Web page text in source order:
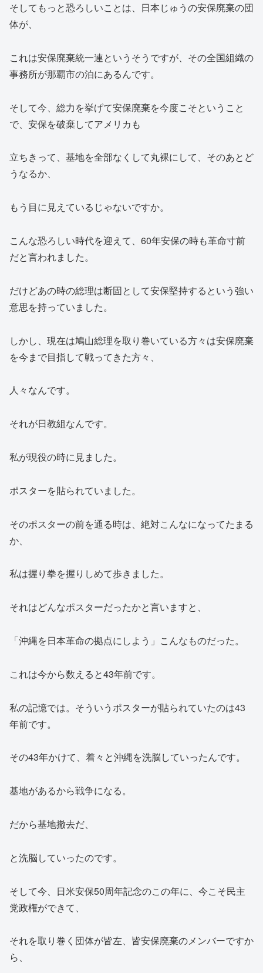
そしてもっと恐ろしいことは、日本じゅうの安保廃棄の団
体が、
これは安保廃棄統一連というそうですが、その全国組織の
事務所が那覇市の泊にあるんです。
そして今、総力を挙げて安保廃棄を今度こそということ
で、安保を破棄してアメリカも
立ちきって、基地を全部なくして丸裸にして、そのあとど
うなるか、
もう目に見えているじゃないですか。
こんな恐ろしい時代を迎えて、60年安保の時も革命寸前
だと言われました。
だけどあの時の総理は断固として安保堅持するという強い
意思を持っていました。
しかし、現在は鳩山総理を取り巻いている方々は安保廃棄
を今まで目指して戦ってきた方々、
人々なんです。
それが日教組なんです。
私が現役の時に見ました。
ポスターを貼られていました。
そのポスターの前を通る時は、絶対こんなになってたまる
か、
私は握り拳を握りしめて歩きました。
それはどんなポスターだったかと言いますと、
「沖縄を日本革命の拠点にしよう」こんなものだった。
これは今から数えると43年前です。
私の記憶では。そういうポスターが貼られていたのは43
年前です。
その43年かけて、着々と沖縄を洗脳していったんです。
基地があるから戦争になる。
だから基地撤去だ、
と洗脳していったのです。
そして今、日米安保50周年記念のこの年に、今こそ民主
党政権ができて、
それを取り巻く団体が皆左、皆安保廃棄のメンバーですか
ら、